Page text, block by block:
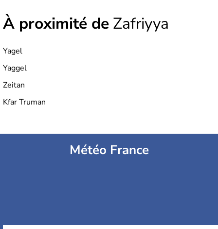
À proximité de Zafriyya
Yagel
Yaggel
Zeitan
Kfar Truman
Météo France